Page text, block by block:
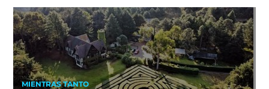
MIENTRAS TANTO